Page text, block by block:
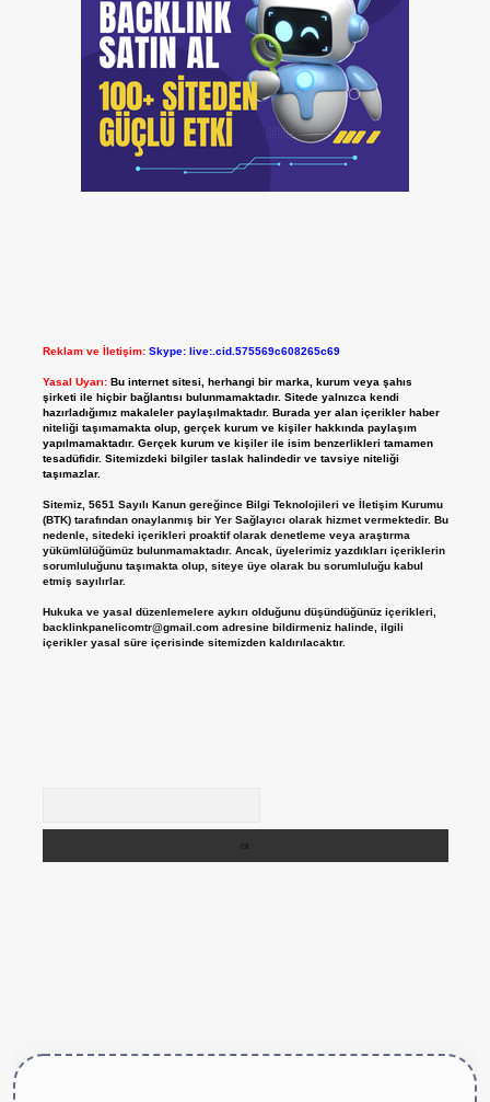
Reklam ve İletişim: Skype: live:.cid.575569c608265c69
Yasal Uyarı: Bu internet sitesi, herhangi bir marka, kurum veya şahıs
şirketi ile hiçbir bağlantısı bulunmamaktadır. Sitede yalnızca kendi
hazırladığımız makaleler paylaşılmaktadır. Burada yer alan içerikler haber
niteliği taşımamakta olup, gerçek kurum ve kişiler hakkında paylaşım
yapılmamaktadır. Gerçek kurum ve kişiler ile isim benzerlikleri tamamen
tesadüfidir. Sitemizdeki bilgiler taslak halindedir ve tavsiye niteliği
taşımazlar.
Sitemiz, 5651 Sayılı Kanun gereğince Bilgi Teknolojileri ve İletişim Kurumu
(BTK) tarafından onaylanmış bir Yer Sağlayıcı olarak hizmet vermektedir. Bu
nedenle, sitedeki içerikleri proaktif olarak denetleme veya araştırma
yükümlülüğümüz bulunmamaktadır. Ancak, üyelerimiz yazdıkları içeriklerin
sorumluluğunu taşımakta olup, siteye üye olarak bu sorumluluğu kabul
etmiş sayılırlar.
Hukuka ve yasal düzenlemelere aykırı olduğunu düşündüğünüz içerikleri,
backlinkpanelicomtr@gmail.comadresine bildirmeniz halinde, ilgili
içerikler yasal süre içerisinde sitemizden kaldırılacaktır.